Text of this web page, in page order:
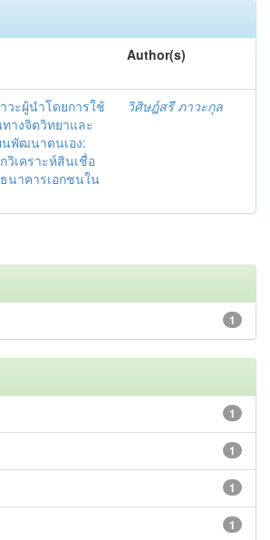
Author(s)
ะผู้นำโดยการใช้
างจิตวิทยาและ
พัฒนาตนเอง:
เคราะห์สินเชื่อ
นาคารเอกชนใน
วิศิษฎ์สรี ภาวะกุล
1
1
1
1
1